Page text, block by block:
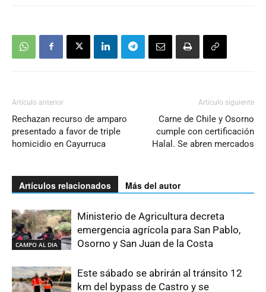
Artículo anterior
Rechazan recurso de amparo
presentado a favor de triple
homicidio en Cayurruca
Artículo siguiente
Carne de Chile y Osorno
cumple con certificación
Halal. Se abren mercados
Artículos relacionados Más del autor
CAMPO AL DIA
Ministerio de Agricultura decreta
emergencia agrícola para San Pablo,
Osorno y San Juan de la Costa
Este sábado se abrirán al tránsito 12
km del bypass de Castro y se